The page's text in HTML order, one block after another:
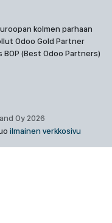
kolmen parhaan
Odoo Gold Partner
(Best Odoo Partners)
Oy 2026
ilmainen verkkosivu